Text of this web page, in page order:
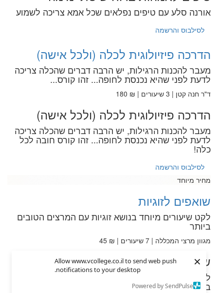
Allow www.vcollege.co.il to send web push
notifications to your desktop.
Powered by SendPulse
×
אורנה סלע עם טיפים נפלאים שכל אמא צריכה לשמוע
לסילבוס והרשמה
הדרכה פיזיולוגית לכלה (ולכל אישה)
מעבר להכנות הרגילות, יש הרבה דברים שהכלה צריכה
לדעת לפני שהיא נכנסת לחופה... זהו קורס...
ד"ר חנה קטן | 3 שיעורים | ₪ 180
הדרכה פיזיולוגית לכלה (ולכל אישה)
מעבר להכנות הרגילות, יש הרבה דברים שהכלה צריכה
לדעת לפני שהיא נכנסת לחופה... זהו קורס חובה לכל
כלה!
לסילבוס והרשמה
מחיר מיוחד
שואפים לזוגיות
לקט שיעורים מיוחד בנושא זוגיות עם המרצים הטובים
ביותר
מגוון מרצי המכללה | 7 שיעורים | ₪ 45
שואפים לזוגיות
לקט שיעורים מיוחד בנושא זוגיות עם המרצים הטובים
ביותר